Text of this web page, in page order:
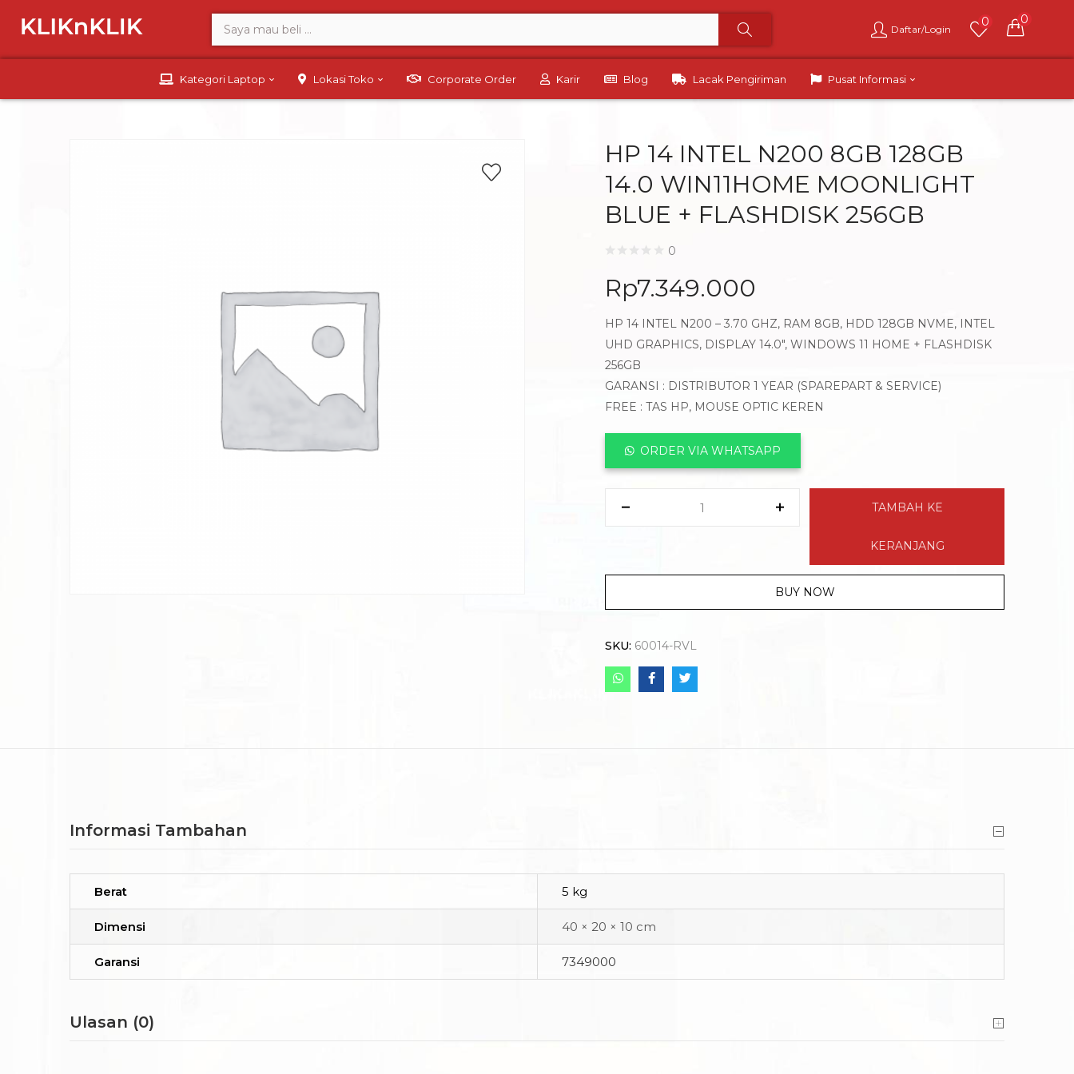
Daftar/Login
0 0
Kategori Laptop Lokasi Toko Corporate Order Karir Blog Lacak Pengiriman Pusat Informasi
HP 14 INTEL N200 8GB 128GB
14.0 WIN11HOME MOONLIGHT
BLUE + FLASHDISK 256GB
0
Rp7.349.000
HP 14 INTEL N200 – 3.70 GHZ, RAM 8GB, HDD 128GB NVME, INTEL
UHD GRAPHICS, DISPLAY 14.0″, WINDOWS 11 HOME + FLASHDISK
256GB
GARANSI : DISTRIBUTOR 1 YEAR (SPAREPART & SERVICE)
FREE : TAS HP, MOUSE OPTIC KEREN
ORDER VIA WHATSAPP
TAMBAH KE
KERANJANG
BUY NOW
SKU: 60014-RVL
Informasi Tambahan
Berat 5 kg
Dimensi 40 × 20 × 10 cm
Garansi 7349000
Ulasan (0)